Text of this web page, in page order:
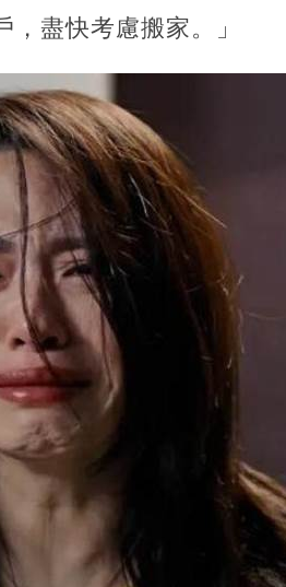
盡快考慮搬家。」